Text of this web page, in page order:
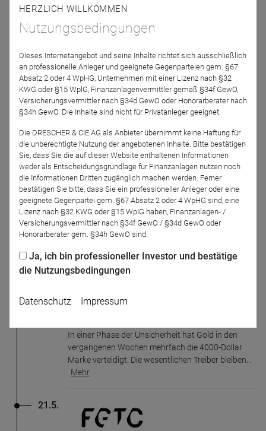
cs@fgtc-investment.com
Relationship Manager Investment Solutions
Tel.: +49 89 95 411 93 41
jvt@fgtc-investment.com
Partner News
6.8.
Bei Gold zahlt sich die Strategie der ruhigen
In einer Phase der Unsicherheit hat Gold in den
vergangenen Wochen mehrfach die 4000-Dollar
Marke verteidigt. Die wesentlichen Treiber bleiben
Mehr
21.5.
HERZLICH WILLKOMMEN
Nutzungsbedingungen
Dieses Internetangebot und seine Inhalte richtet sich ausschließlich
an professionelle Anleger und geeignete Gegenparteien gem. §67
Absatz 2 oder 4 WpHG, Unternehmen mit einer Lizenz nach §32
KWG oder §15 WplG, Finanzanlagenvermittler gemäß §34f GewO,
Versicherungsvermittler nach §34d GewO oder Honorarberater nach
§34h GewO. Die Inhalte sind nicht für Privatanleger geeignet.
Die DRESCHER & CIE AG als Anbieter übernimmt keine Haftung für
die unberechtigte Nutzung der angebotenen Inhalte. Bitte bestätigen
Sie, dass Sie die auf dieser Website enthaltenen Informationen
weder als Entscheidungsgrundlage für Finanzanlagen nutzen noch
die Informationen Dritten zugänglich machen werden. Ferner
bestätigen Sie bitte, dass Sie ein professioneller Anleger oder eine
geeignete Gegenpartei gem. §67 Absatz 2 oder 4 WpHG sind, eine
Lizenz nach §32 KWG oder §15 WpIG haben, Finanzanlagen- /
Versicherungsvermittler nach §34f GewO / §34d GewO oder
Honorarberater gem. §34h GewO sind.
Ja, ich bin professioneller Investor und bestätige
die Nutzungsbedingungen
Datenschutz Impressum